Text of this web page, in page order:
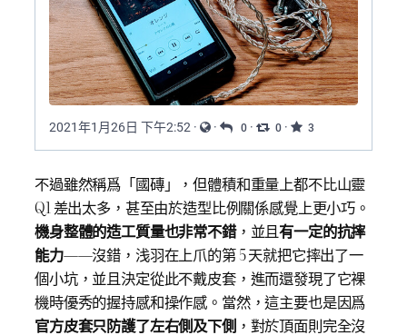
不過雖然稱爲「國磚」，但體積和重量上都不比山靈
Q1 差出太多，甚至由於造型比例關係感覺上更小巧。
機身整體的造工質量也非常不錯，並且有一定的抗摔
能力——沒錯，浅羽在上爪的第 5 天就把它摔出了一
個小坑，並且決定從此不戴皮套，進而還發現了它裸
機時優秀的握持感和操作感。當然，這主要也是因爲
官方皮套只防護了左右側及下側，對於頂面則完全沒